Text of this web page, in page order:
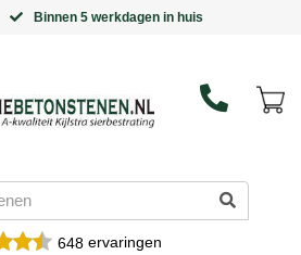
5 werkdagen in huis
648ervaringen